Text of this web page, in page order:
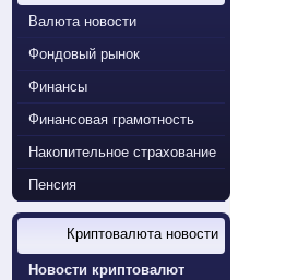
Валюта новости
Фондовый рынок
Финансы
Финансовая грамотность
Накопительное страхование
Пенсия
Криптовалюта новости
Новости криптовалют